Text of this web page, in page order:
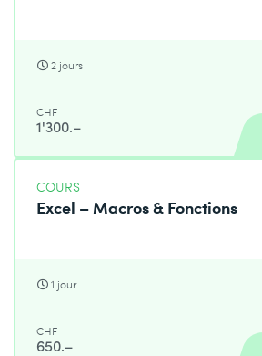
2 jours
CHF
1'300.–
COURS
Excel – Macros & Fonctions
1 jour
CHF
650.–